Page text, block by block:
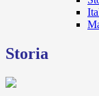
Storia